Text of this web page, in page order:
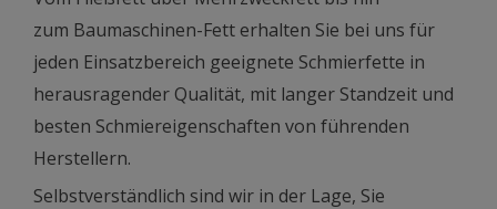
zum Baumaschinen-Fett erhalten Sie bei uns für
jeden Einsatzbereich geeignete Schmierfette in
herausragender Qualität, mit langer Standzeit und
besten Schmiereigenschaften von führenden
Herstellern.
Selbstverständlich sind wir in der Lage, Sie